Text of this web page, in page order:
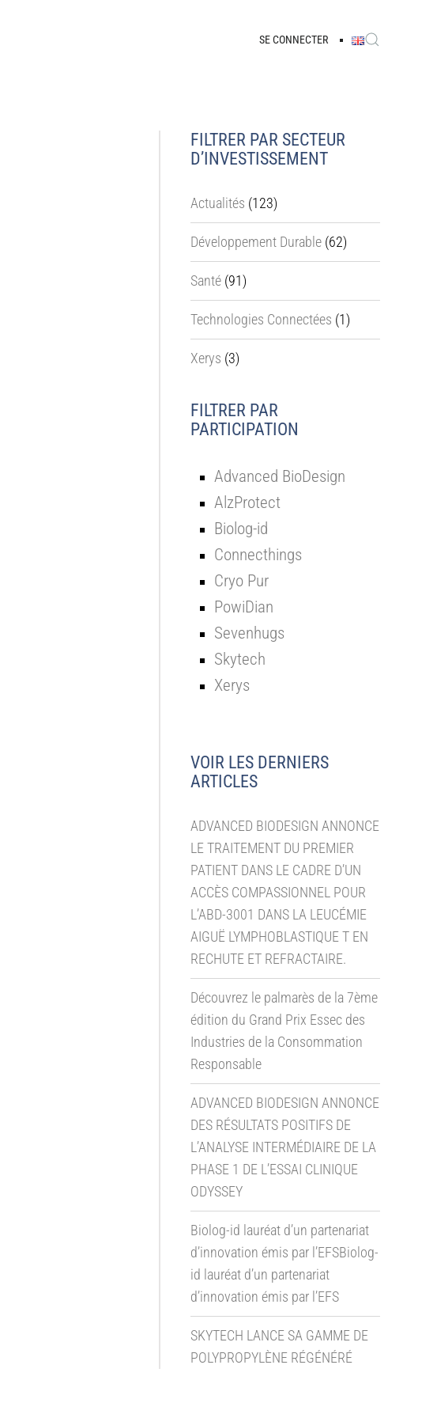
SE CONNECTER
FILTRER PAR SECTEUR
D’INVESTISSEMENT
Actualités (123)
Développement Durable (62)
Santé (91)
Technologies Connectées (1)
Xerys (3)
FILTRER PAR
PARTICIPATION
Advanced BioDesign
AlzProtect
Biolog-id
Connecthings
Cryo Pur
PowiDian
Sevenhugs
Skytech
Xerys
VOIR LES DERNIERS
ARTICLES
ADVANCED BIODESIGN ANNONCE
LE TRAITEMENT DU PREMIER
PATIENT DANS LE CADRE D’UN
ACCÈS COMPASSIONNEL POUR
L’ABD-3001 DANS LA LEUCÉMIE
AIGUË LYMPHOBLASTIQUE T EN
RECHUTE ET REFRACTAIRE.
Découvrez le palmarès de la 7ème
édition du Grand Prix Essec des
Industries de la Consommation
Responsable
ADVANCED BIODESIGN ANNONCE
DES RÉSULTATS POSITIFS DE
L’ANALYSE INTERMÉDIAIRE DE LA
PHASE 1 DE L’ESSAI CLINIQUE
ODYSSEY
Biolog-id lauréat d’un partenariat
d’innovation émis par l’EFSBiolog-
id lauréat d’un partenariat
d’innovation émis par l’EFS
SKYTECH LANCE SA GAMME DE
POLYPROPYLÈNE RÉGÉNÉRÉ